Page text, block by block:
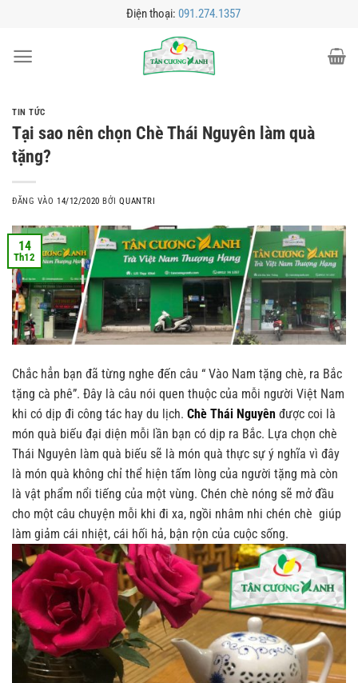
nội
Điện thoại: 091.274.1357
TIN TỨC
Tại sao nên chọn Chè Thái Nguyên làm quà
tặng?
ĐĂNG VÀO14/12/2020 BỞIQUANTRI
14
Th12
Chắc hẳn bạn đã từng nghe đến câu “ Vào Nam tặng chè, ra Bắc
tặng cà phê”. Đây là câu nói quen thuộc của mỗi người Việt Nam
khi có dịp đi công tác hay du lịch. Chè Thái Nguyên được coi là
món quà biếu đại diện mỗi lần bạn có dịp ra Bắc. Lựa chọn chè
Thái Nguyên làm quà biếu sẽ là món quà thực sự ý nghĩa vì đây
là món quà không chỉ thể hiện tấm lòng của người tặng mà còn
là vật phẩm nổi tiếng của một vùng. Chén chè nóng sẽ mở đầu
cho một câu chuyện mỗi khi đi xa, ngồi nhâm nhi chén chè giúp
làm giảm cái nhiệt, cái hối hả, bận rộn của cuộc sống.